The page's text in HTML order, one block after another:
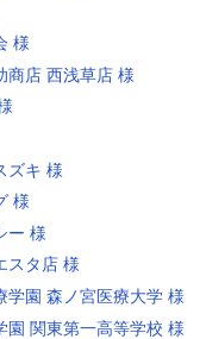
様
商店 西浅草店 様
ズキ 様
様
ー 様
スタ店 様
学園 森ノ宮医療大学 様
園 関東第一高等学校 様